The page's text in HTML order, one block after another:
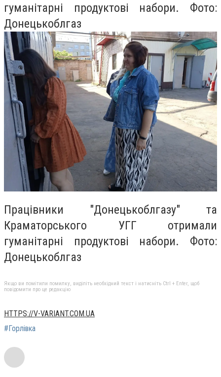
гуманітарні продуктові набори. Фото:
Донецькоблгаз
Працівники "Донецькоблгазу" та
Краматорського УГГ отримали
гуманітарні продуктові набори. Фото:
Донецькоблгаз
Якщо ви помітили помилку, виділіть необхідний текст і натисніть Ctrl + Enter, щоб
повідомити про це редакцію
HTTPS://V-VARIANT.COM.UA
#Горлівка